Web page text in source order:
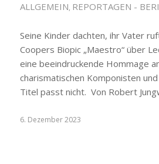
ALLGEMEIN, REPORTAGEN -
Seine Kinder dachten, ihr Vater
Coopers Biopic „Maestro“ über
eine beeindruckende Hommage
charismatischen Komponisten
Titel passt nicht. Von Robert
6. Dezember 2023